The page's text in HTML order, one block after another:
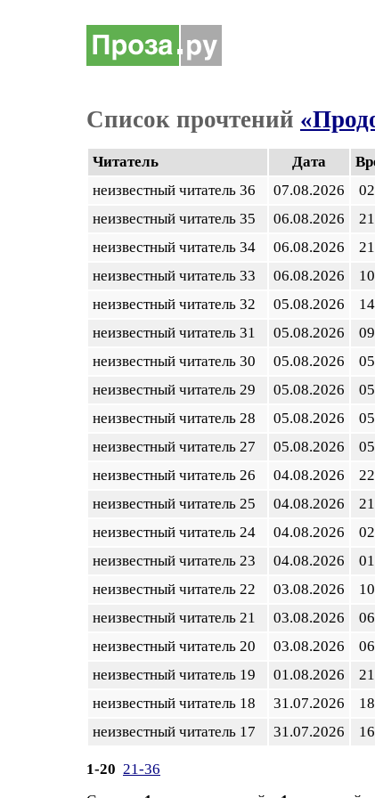
Список прочтений
Читатель Дата
неизвестный читатель 36
07.08.2026
неизвестный читатель 35
06.08.2026
неизвестный читатель 34
06.08.2026
неизвестный читатель 33
06.08.2026
неизвестный читатель 32
05.08.2026
неизвестный читатель 31
05.08.2026
неизвестный читатель 30
05.08.2026
неизвестный читатель 29
05.08.2026
неизвестный читатель 28
05.08.2026
неизвестный читатель 27
05.08.2026
неизвестный читатель 26
04.08.2026
неизвестный читатель 25
04.08.2026
неизвестный читатель 24
04.08.2026
неизвестный читатель 23
04.08.2026
неизвестный читатель 22
03.08.2026
неизвестный читатель 21
03.08.2026
неизвестный читатель 20
03.08.2026
неизвестный читатель 19
01.08.2026
неизвестный читатель 18
31.07.2026
неизвестный читатель 17
31.07.2026
1-20 21-36